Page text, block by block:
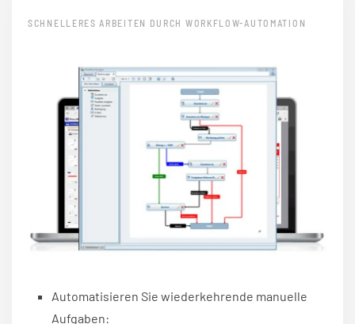
SCHNELLERES ARBEITEN DURCH WORKFLOW-AUTOMATION
Automatisieren Sie wiederkehrende manuelle
Aufgaben: